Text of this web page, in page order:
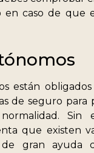
en caso de que
están
de seguro para
Sin
que existen
gran ayuda